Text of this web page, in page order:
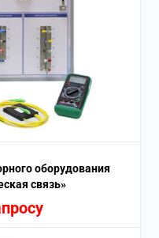
оборудования
связь»